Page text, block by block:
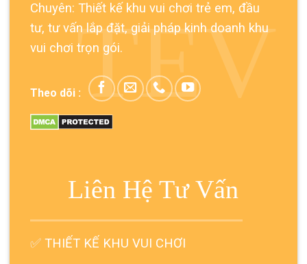
Chuyên: Thiết kế khu vui chơi trẻ em, đầu
tư, tư vấn lắp đặt, giải pháp kinh doanh khu
vui chơi trọn gói.
Theo dõi :TEV
Liên Hệ Tư Vấn
✅THIẾT KẾ KHU VUI CHƠI